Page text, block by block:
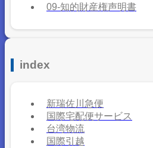
09-知的財産権声明書
index
新瑞佐川急便
国際宅配便サービス
台湾物流
国際引越